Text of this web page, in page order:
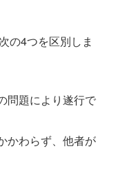
の4つを区別しま
問題により遂行で
かわらず、他者が